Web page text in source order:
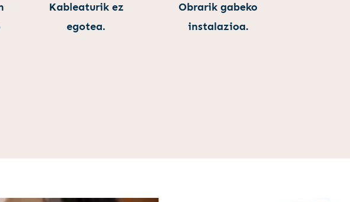
Kableaturik ez
egotea.
Obrarik gabeko
instalazioa.